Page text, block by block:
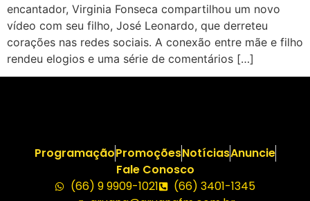
encantador, Virginia Fonseca compartilhou um novo
vídeo com seu filho, José Leonardo, que derreteu
corações nas redes sociais. A conexão entre mãe e filho
rendeu elogios e uma série de comentários […]
ProgramaçãoPromoçõesNotíciasAnuncie
Fale Conosco
(66) 9 9909-1021
(66) 3401-1345